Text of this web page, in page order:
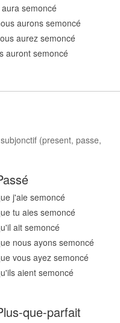
semoncé
aurons semoncé
aurez semoncé
auront semoncé
(present, passe,
j'aie semoncé
tu aies semoncé
ait semoncé
nous ayons semoncé
vous ayez semoncé
aient semoncé
que-parfait